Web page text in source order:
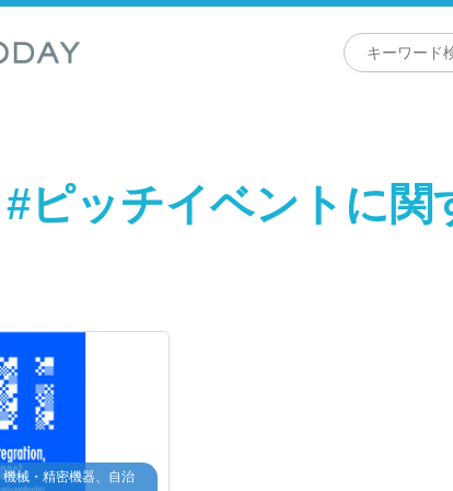
#ピッチイベントに関
械・精密機器、自治